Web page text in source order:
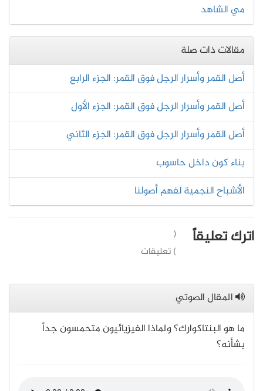
مي الشاهد
مقالات ذات صلة
أصل القمر وأسرار الرجل فوق القمر: الجزء الرابع
أصل القمر وأسرار الرجل فوق القمر: الجزء الأول
أصل القمر وأسرار الرجل فوق القمر: الجزء الثاني
بناء كون داخل حاسوب
الأشباح النجمية لفهم أصولنا
اترك تعليقاً
(
) تعليقات
المقال الصوتي
ما هو البنتاكوارك؟ ولماذا الفيزيائيون متحمسون جداً
بشأنه؟